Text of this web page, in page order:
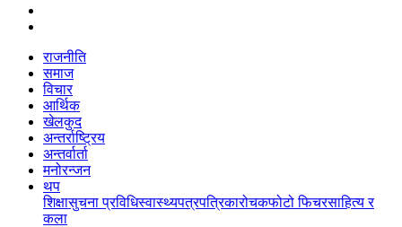
राजनीति
समाज
विचार
आर्थिक
खेलकुद
अन्तर्राष्ट्रिय
अन्तर्वार्ता
मनोरन्जन
थप
शिक्षासुचना प्रविधिस्वास्थ्यपत्रपत्रिकारोचकफोटो फिचरसाहित्य र
कला